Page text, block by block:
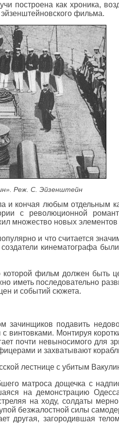
построена как хроника,
фильма.
Реж. С. Эйзенштейн
кончая любым отдельным
с революционной
множество новых элементов
и что считается
создатели кинематографа
фильм должен быть
иметь последовательно
и событий сюжета.
подавить
винтовками. Монтируя
почти невыносимого для
и захватывают
лестнице с убитым
матроса дощечка с
на демонстрацию
на ходу, солдаты
безжалостной силы
загородившая